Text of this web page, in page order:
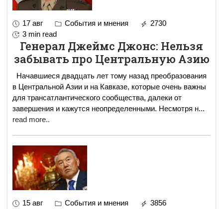
17 авг События и мнения
2730
3 min read
Генерал Джеймс Джонс: Нельзя
забывать про Центральную Азию
Начавшиеся двадцать лет тому назад преобразования
в Центральной Азии и на Кавказе, которые очень важны
для трансатлантического сообщества, далеки от
завершения и кажутся неопределенными. Несмотря н...
read more..
15 авг События и мнения
3856